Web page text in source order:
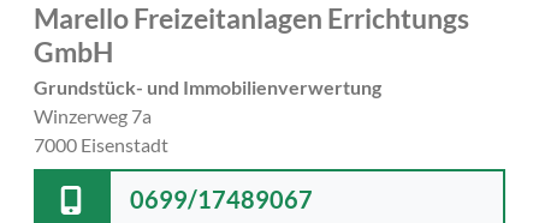
Marello Freizeitanlagen Errichtungs
GmbH
Grundstück- und Immobilienverwertung
Winzerweg 7a
7000 Eisenstadt
0699/17489067